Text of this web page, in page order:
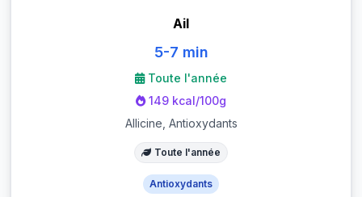
Ail
5-7 min
Toute l'année
149 kcal/100g
Allicine, Antioxydants
Toute l'année
Antioxydants